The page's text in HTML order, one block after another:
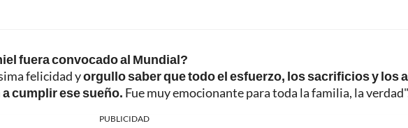
fuera convocado al Mundial?
felicidad yorgullo saber que todo el esfuerzo, los sacrificios y los
cumplir ese sueño. Fue muy emocionante para toda la familia, la
PUBLICIDAD